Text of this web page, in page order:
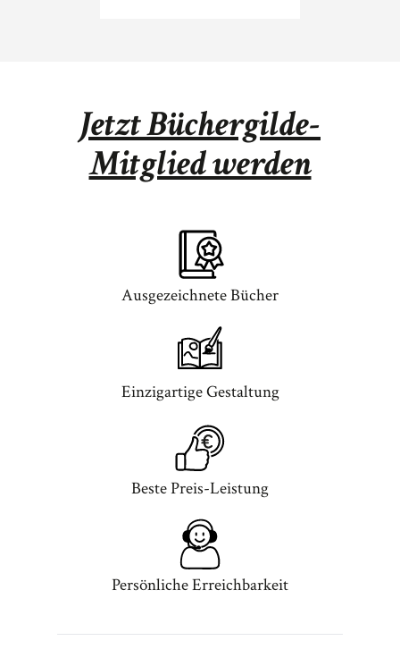
Jetzt Büchergilde-
Mitglied werden
Ausgezeichnete Bücher
Einzigartige Gestaltung
Beste Preis-Leistung
Persönliche Erreichbarkeit